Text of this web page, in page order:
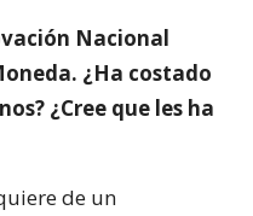
Nacional
¿Ha costado
¿Cree que les ha
de un